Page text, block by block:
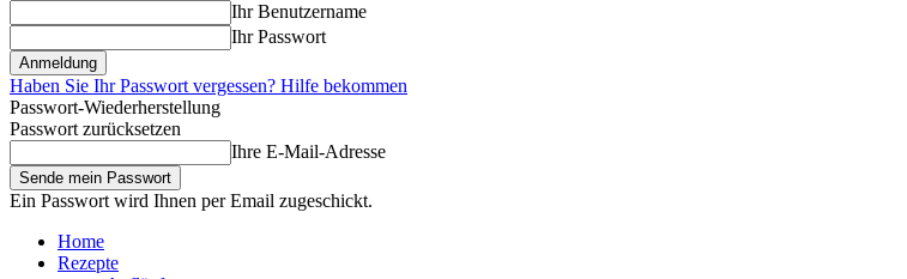
Ihr Benutzername
Ihr Passwort
Haben Sie Ihr Passwort vergessen? Hilfe bekommen
Passwort-Wiederherstellung
Passwort zurücksetzen
Ihre E-Mail-Adresse
Ein Passwort wird Ihnen per Email zugeschickt.
Home
Rezepte